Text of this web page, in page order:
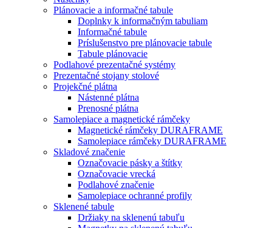
Plánovacie a informačné tabule
Doplnky k informačným tabuliam
Informačné tabule
Príslušenstvo pre plánovacie tabule
Tabule plánovacie
Podlahové prezentačné systémy
Prezentačné stojany stolové
Projekčné plátna
Nástenné plátna
Prenosné plátna
Samolepiace a magnetické rámčeky
Magnetické rámčeky DURAFRAME
Samolepiace rámčeky DURAFRAME
Skladové značenie
Označovacie pásky a štítky
Označovacie vrecká
Podlahové značenie
Samolepiace ochranné profily
Sklenené tabule
Držiaky na sklenenú tabuľu